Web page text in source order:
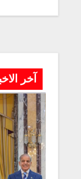
آخر